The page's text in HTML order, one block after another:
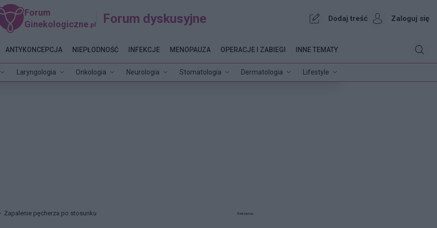
Forum
Ginekologiczne .pl Forum dyskusyjne Dodaj treść Zaloguj się
Laryngologia Onkologia Neurologia Stomatologia Dermatologia Lifestyle
ANTYKONCEPCJA NIEPŁODNOŚĆ INFEKCJE MENOPAUZA OPERACJE I ZABIEGI INNE TEMATY
Zapalenie pęcherza po stosunku Reklama: